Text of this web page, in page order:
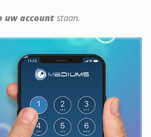
uw account staan.